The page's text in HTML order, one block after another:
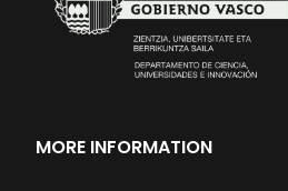
MORE INFORMATION